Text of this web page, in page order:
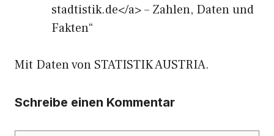
stadtistik.de</a> – Zahlen, Daten und
Fakten“
Mit Daten von STATISTIK AUSTRIA.
Schreibe einen Kommentar